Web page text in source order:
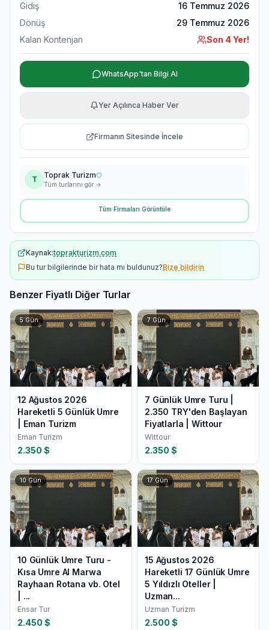
Gidiş
16 Temmuz 2026
Dönüş
29 Temmuz 2026
Kalan Kontenjan
Son 4 Yer!
WhatsApp'tan Bilgi Al
Yer Açılınca Haber Ver
Firmanın Sitesinde İncele
T Toprak Turizm
Tüm turlarını gör
Tüm Firmaları Görüntüle
Kaynak:toprakturizm.com
Bu tur bilgilerinde bir hata mı buldunuz?Bize bildirin
Benzer Fiyatlı Diğer Turlar
5Gün
12 Ağustos 2026
Hareketli 5 Günlük Umre
| Eman Turizm
Eman Turizm
2.350 $
7Gün
7 Günlük Umre Turu |
2.350 TRY'den Başlayan
Fiyatlarla | Wittour
Wittour
2.350 $
10Gün
10 Günlük Umre Turu -
Kısa Umre Al Marwa
Rayhaan Rotana vb. Otel
| ...
Ensar Tur
2.450 $
17Gün
15 Ağustos 2026
Hareketli 17 Günlük Umre
5 Yıldızlı Oteller |
Uzman...
Uzman Turizm
2.500 $